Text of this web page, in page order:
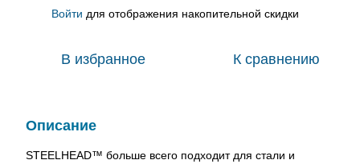
Войти для отображения накопительной скидки
В избранное К сравнению
Описание
STEELHEAD™ больше всего подходит для стали и